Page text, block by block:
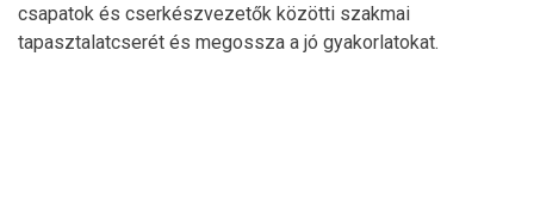
csapatok és cserkészvezetők közötti szakmai
tapasztalatcserét és megossza a jó gyakorlatokat.